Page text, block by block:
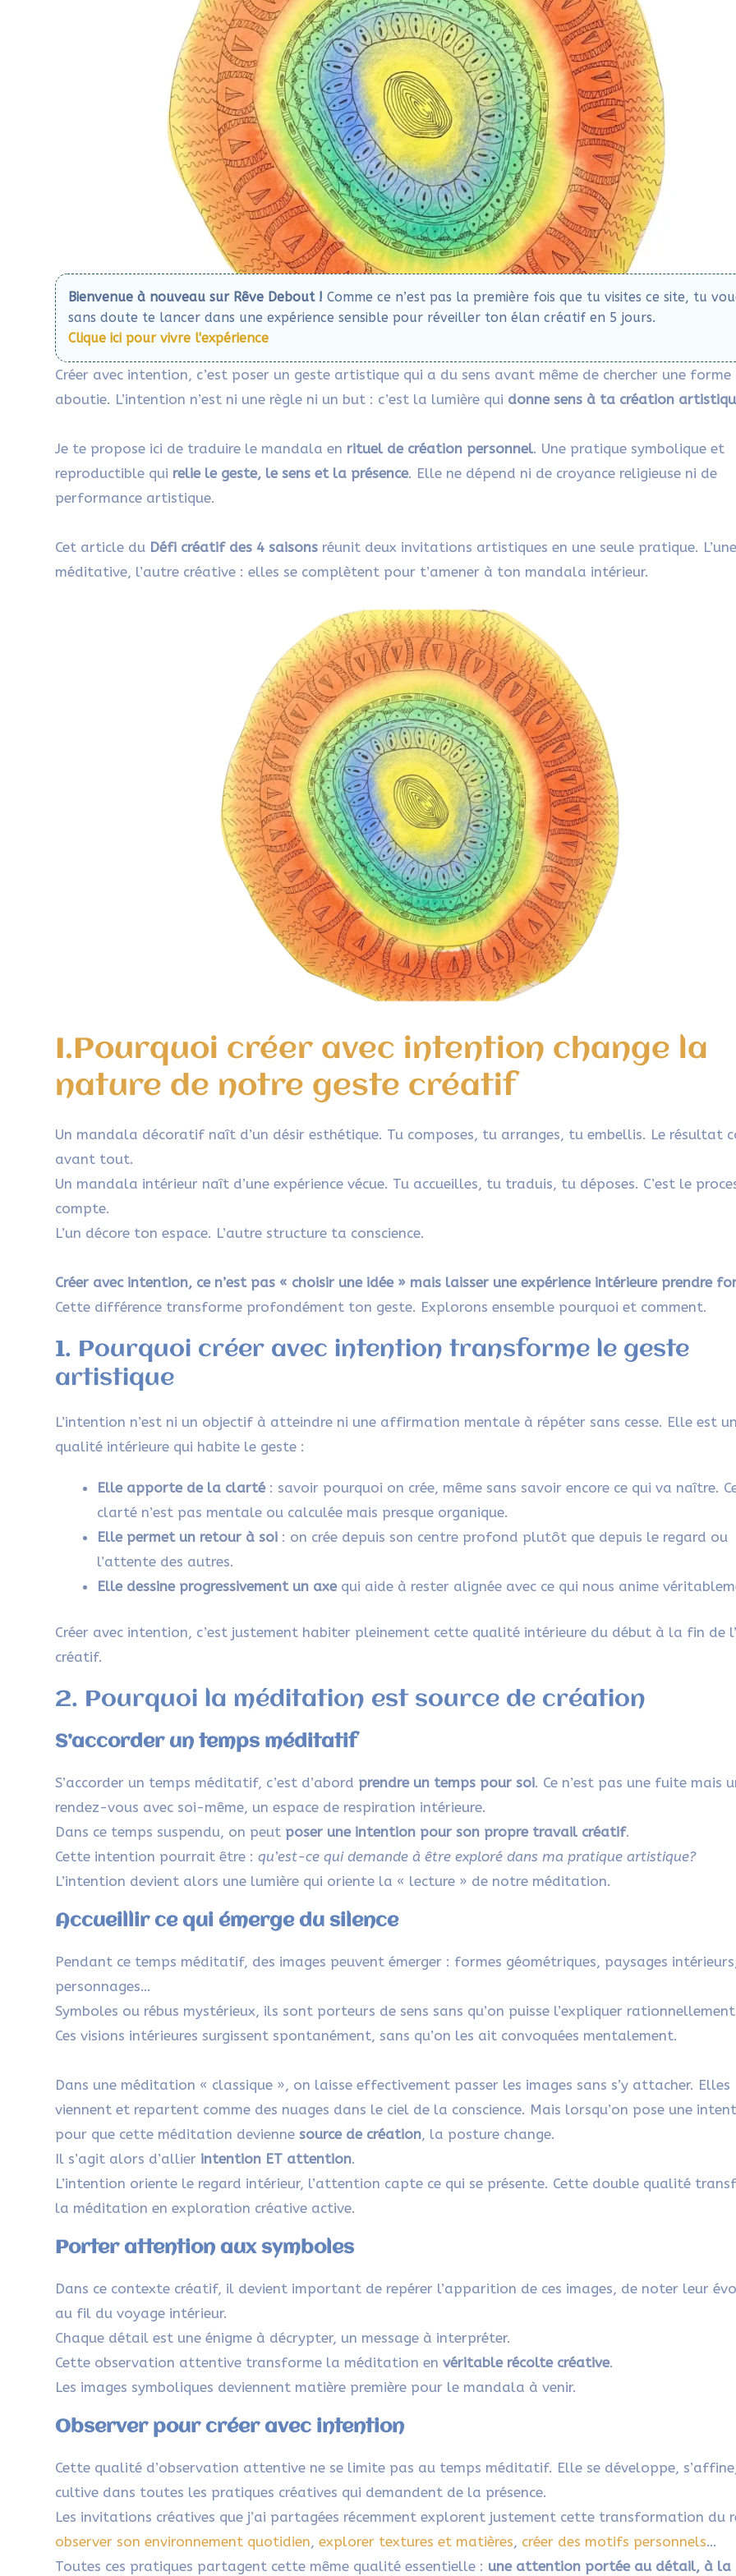
Bienvenue à nouveau sur Rêve Debout ! Comme ce n’est pas la première fois que tu visites ce site, tu
sans doute te lancer dans une expérience sensible pour réveiller ton élan créatif en 5 jours.
Clique ici pour vivre l'expérience
Créer avec intention, c’est poser un geste artistique qui a du sens avant même de chercher une forme
aboutie. L’intention n’est ni une règle ni un but : c’est la lumière qui donne sens à ta création
Je te propose ici de traduire le mandala en rituel de création personnel. Une pratique symbolique et
reproductible qui relie le geste, le sens et la présence. Elle ne dépend ni de croyance religieuse ni de
performance artistique.
Cet article du Défi créatif des 4 saisons réunit deux invitations artistiques en une seule pratique. L’une
méditative, l’autre créative : elles se complètent pour t’amener à ton mandala intérieur.
I.Pourquoi créer avec intention change la
nature de notre geste créatif
Un mandala décoratif naît d’un désir esthétique. Tu composes, tu arranges, tu embellis. Le résultat
avant tout.
Un mandala intérieur naît d’une expérience vécue. Tu accueilles, tu traduis, tu déposes. C’est le
compte.
L’un décore ton espace. L’autre structure ta conscience.
Créer avec intention, ce n’est pas « choisir une idée » mais laisser une expérience intérieure prendre
Cette différence transforme profondément ton geste. Explorons ensemble pourquoi et comment.
1. Pourquoi créer avec intention transforme le geste
artistique
L’intention n’est ni un objectif à atteindre ni une affirmation mentale à répéter sans cesse. Elle est
qualité intérieure qui habite le geste :
Elle apporte de la clarté: savoir pourquoi on crée, même sans savoir encore ce qui va naître.
clarté n’est pas mentale ou calculée mais presque organique.
Elle permet un retour à soi : on crée depuis son centre profond plutôt que depuis le regard ou
l’attente des autres.
Elle dessine progressivement un axequi aide à rester alignée avec ce qui nous anime
Créer avec intention, c’est justement habiter pleinement cette qualité intérieure du début à la fin de
créatif.
2. Pourquoi la méditation est source de création
S’accorder un temps méditatif
S’accorder un temps méditatif, c’est d’abord prendre un temps pour soi. Ce n’est pas une fuite mais
rendez-vous avec soi-même, un espace de respiration intérieure.
Dans ce temps suspendu, on peut poser une intention pour son propre travail créatif.
Cette intention pourrait être : qu’est-ce qui demande à être exploré dans ma pratique artistique?
L’intention devient alors une lumière qui oriente la « lecture » de notre méditation.
Accueillir ce qui émerge du silence
Pendant ce temps méditatif, des images peuvent émerger : formes géométriques, paysages intérieurs,
personnages…
Symboles ou rébus mystérieux, ils sont porteurs de sens sans qu’on puisse l’expliquer
Ces visions intérieures surgissent spontanément, sans qu’on les ait convoquées mentalement.
Dans une méditation « classique », on laisse effectivement passer les images sans s’y attacher. Elles
viennent et repartent comme des nuages dans le ciel de la conscience. Mais lorsqu’on pose une
pour que cette méditation devienne source de création, la posture change.
Il s’agit alors d’allier intention ET attention.
L’intention oriente le regard intérieur, l’attention capte ce qui se présente. Cette double qualité
la méditation en exploration créative active.
Porter attention aux symboles
Dans ce contexte créatif, il devient important de repérer l’apparition de ces images, de noter leur
au fil du voyage intérieur.
Chaque détail est une énigme à décrypter, un message à interpréter.
Cette observation attentive transforme la méditation en véritable récolte créative.
Les images symboliques deviennent matière première pour le mandala à venir.
Observer pour créer avec intention
Cette qualité d’observation attentive ne se limite pas au temps méditatif. Elle se développe,
cultive dans toutes les pratiques créatives qui demandent de la présence.
Les invitations créatives que j’ai partagées récemment explorent justement cette transformation du
observer son environnement quotidien, explorer textures et matières, créer des motifs personnels…
Toutes ces pratiques partagent cette même qualité essentielle : une attention portée au détail, à la